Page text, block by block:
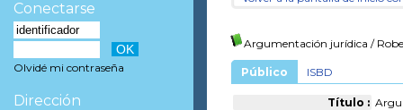
Argumentación jurídica /
Público ISBD
Título :
Conectarse
Olvidé mi contraseña
Dirección